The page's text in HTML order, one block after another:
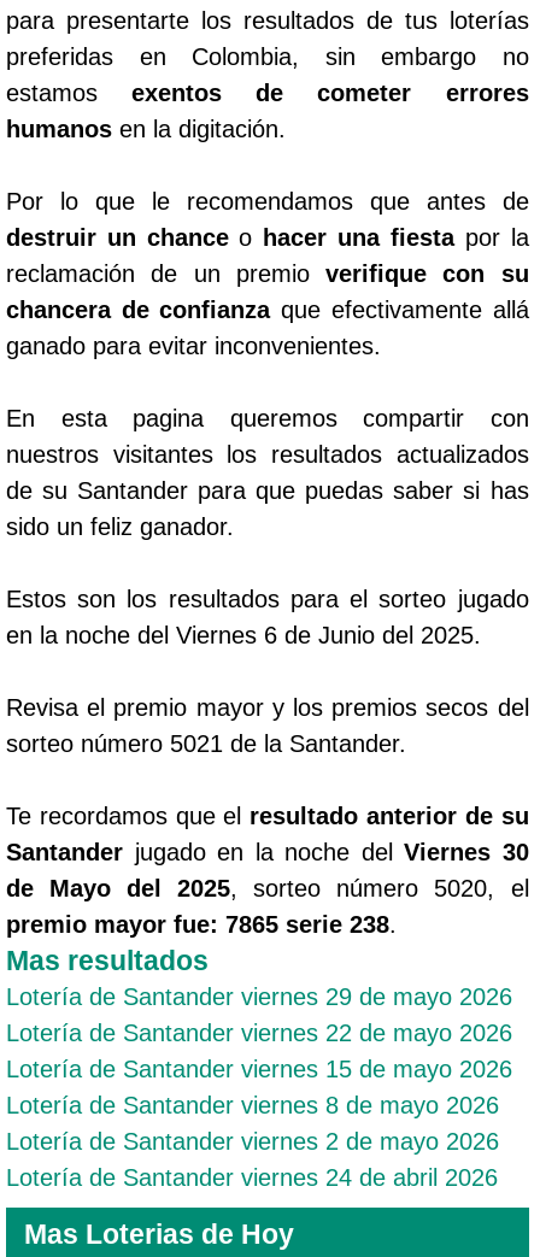
para presentarte los resultados de tus loterías
preferidas en Colombia, sin embargo no
estamosexentos de cometer errores
humanos en la digitación.
Por lo que le recomendamos que antes de
destruir un chanceo hacer una fiestapor la
reclamación de un premioverifique con su
chancera de confianzaque efectivamente allá
ganado para evitar inconvenientes.
En esta pagina queremos compartir con
nuestros visitantes los resultados actualizados
de su Santander para que puedas saber si has
sido un feliz ganador.
Estos son los resultados para el sorteo jugado
en la noche del Viernes 6 de Junio del 2025.
Revisa el premio mayor y los premios secos del
sorteo número 5021 de la Santander.
Te recordamos que el resultado anterior de su
Santander jugado en la noche delViernes 30
de Mayo del 2025, sorteo número 5020, el
premio mayor fue: 7865 serie 238.
Mas resultados
Lotería de Santander viernes 29 de mayo 2026
Lotería de Santander viernes 22 de mayo 2026
Lotería de Santander viernes 15 de mayo 2026
Lotería de Santander viernes 8 de mayo 2026
Lotería de Santander viernes 2 de mayo 2026
Lotería de Santander viernes 24 de abril 2026
Mas Loterias de Hoy